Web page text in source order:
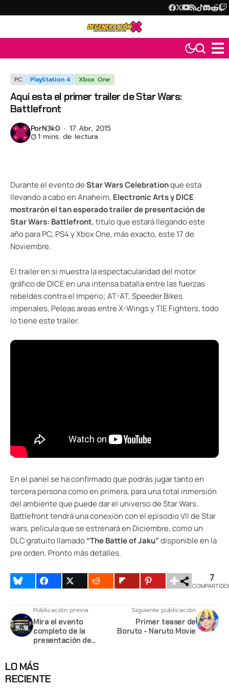
PC PlayStation 4 Xbox One
Aqui esta el primer trailer de Star Wars:
Battlefront
PorN3k0 17 Abr, 2015
1 mins. de lectura
Durante el evento deStar Wars Celebrationque esta
llevando a cabo en Anaheim, Electronic Arts y DICE
mostrarón el tan esperado trailer de presentación de
Star Wars: Battlefront, titulo que estará llegando este
año para PC, PS4 y Xbox One, más exacto, este 17 de
Noviembre.
El trailer en si muestra la espectacularidad del motor
gráfico de DICE en una intensa batalla entre las fuerzas
rebeldes contra el Imperio; AT-AT, Speeder Bikes
imperiales, Peleas areas entre X-Wings y TIE Fighters, todo
lo tiene este trailer.
En el panel se ha confirmado que podrás jugar tanto en
tercera persona como en primera, para una total inmersión
del ambiente que puede dar el universo de Star Wars.
Battlefront tendrá una conexión con el episodio VII de Star
wars, película que se estrenará en Diciembre, como un
DLC gratuito llamado“The Battle of Jaku”disponible en la
pre orden. Pronto más detalles.
7
Publicación previa
Mira el evento
completo de la
presentación de
Siguiente publicación
Primer teaser de
Boruto - Naruto Movie
LO MÁS
RECIENTE